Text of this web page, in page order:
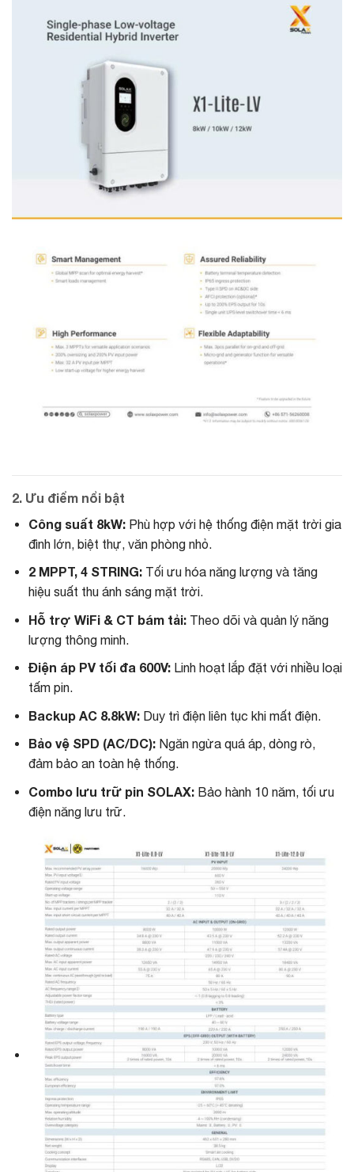
2. Ưu điểm nổi bật
Công suất 8kW:Phù hợp với hệ thống điện mặt trời gia
đình lớn, biệt thự, văn phòng nhỏ.
2 MPPT, 4 STRING:Tối ưu hóa năng lượng và tăng
hiệu suất thu ánh sáng mặt trời.
Hỗ trợ WiFi & CT bám tải:Theo dõi và quản lý năng
lượng thông minh.
Điện áp PV tối đa 600V:Linh hoạt lắp đặt với nhiều loại
tấm pin.
Backup AC 8.8kW:Duy trì điện liên tục khi mất điện.
Bảo vệ SPD (AC/DC):Ngăn ngừa quá áp, dòng rò,
đảm bảo an toàn hệ thống.
Combo lưu trữ pin SOLAX:Bảo hành 10 năm, tối ưu
điện năng lưu trữ.